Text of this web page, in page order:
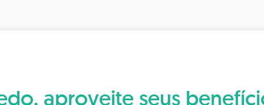
aproveite seus